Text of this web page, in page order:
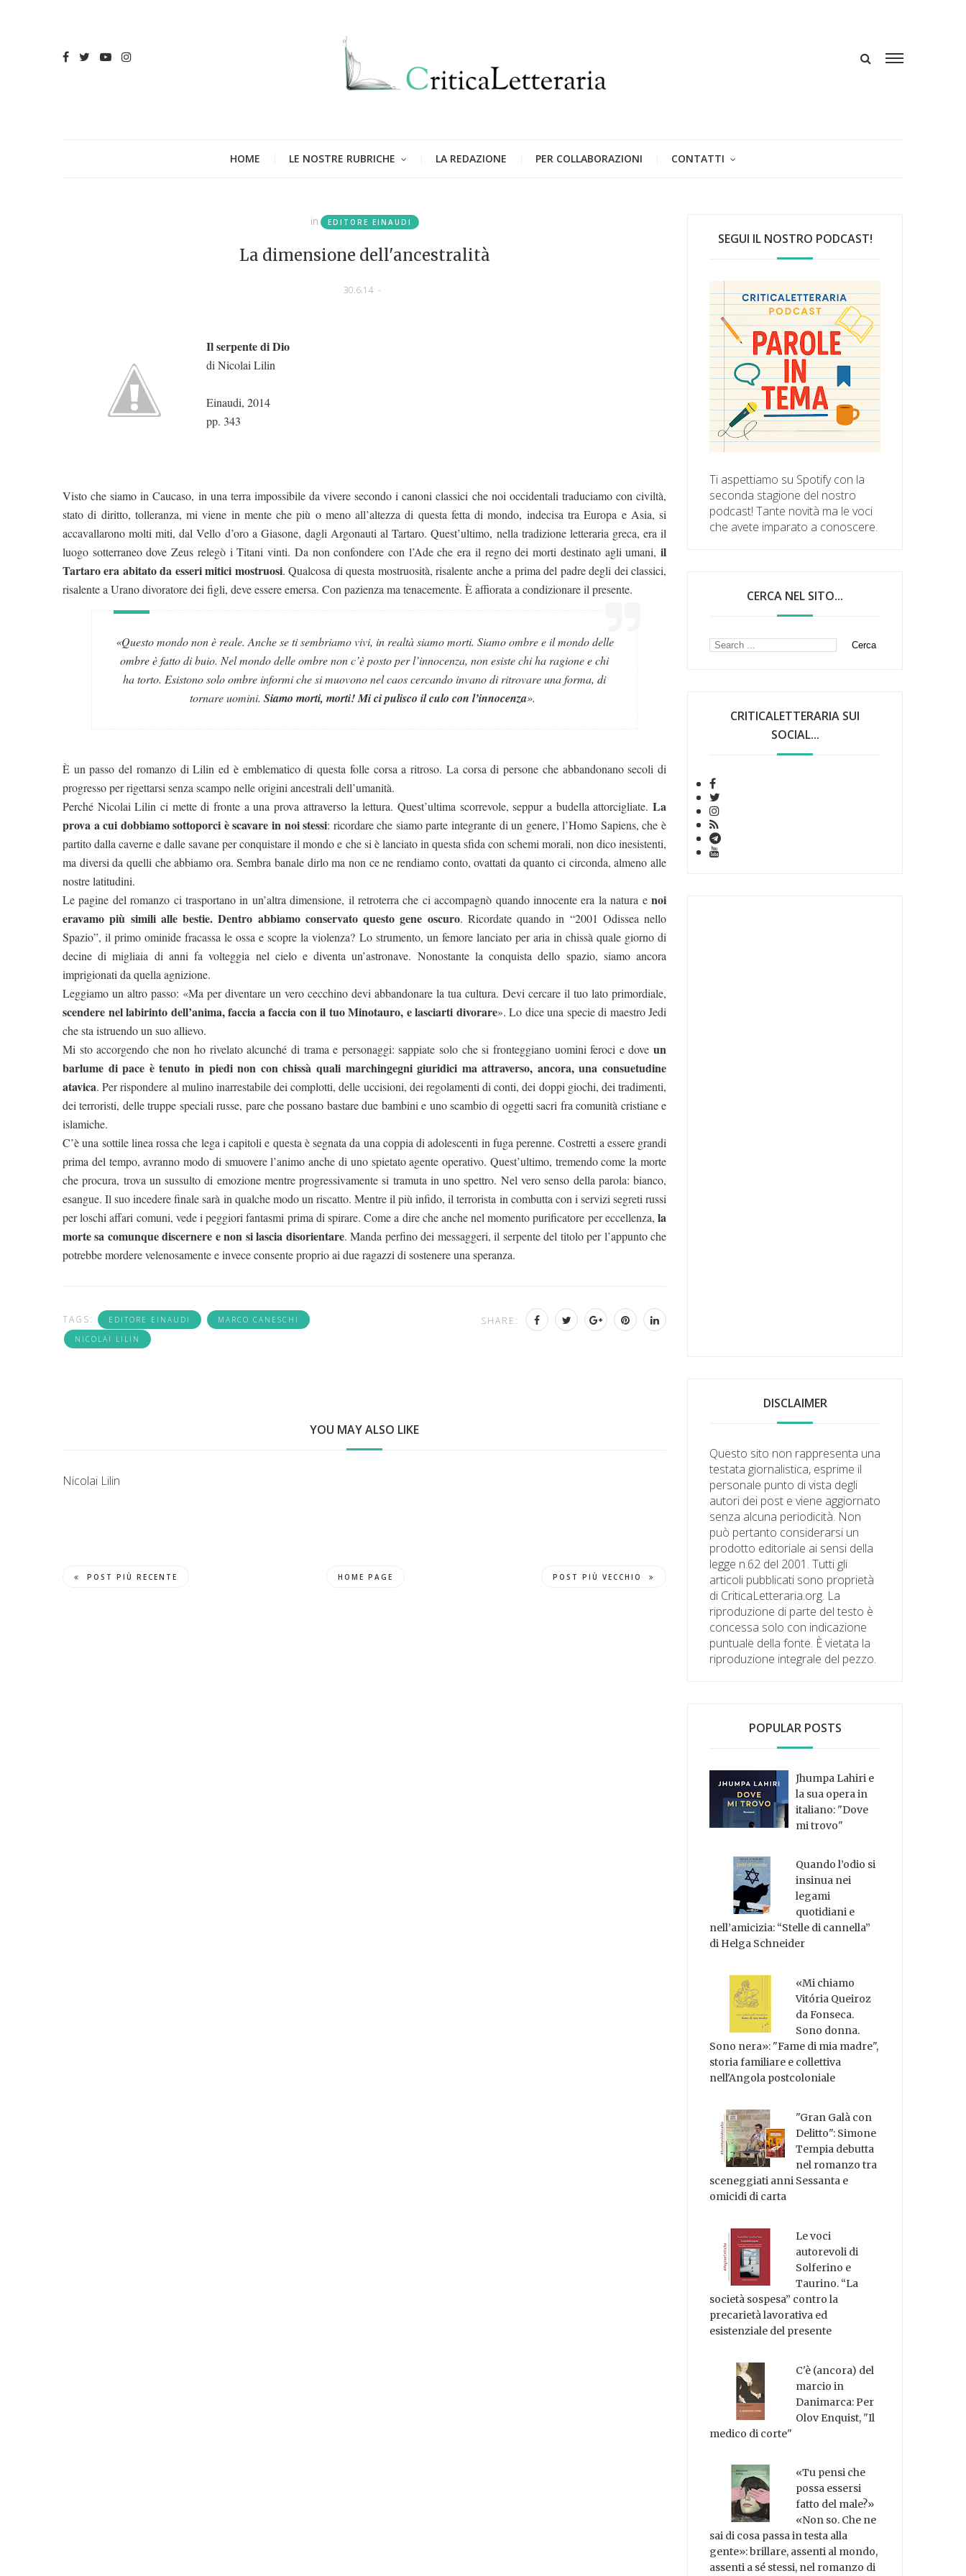
HOME LE NOSTRE RUBRICHE LA REDAZIONE PER COLLABORAZIONI CONTATTI
in EDITORE EINAUDI
La dimensione dell'ancestralità
30.6.14 -
Il serpente di Dio
di Nicolai Lilin
Einaudi, 2014
pp. 343
Visto che siamo in Caucaso, in una terra impossibile da vivere secondo i canoni classici che noi occidentali traduciamo con civiltà,
stato di diritto, tolleranza, mi viene in mente che più o meno all’altezza di questa fetta di mondo, indecisa tra Europa e Asia, si
accavallarono molti miti, dal Vello d’oro a Giasone, dagli Argonauti alTartaro. Quest’ultimo, nella tradizione letteraria greca, era il
luogo sotterraneo dove Zeus relegò i Titani vinti. Da non confondere con l’Ade che era il regno dei morti destinato agli umani,il
Tartaro era abitato da esseri mitici mostruosi. Qualcosa di questa mostruosità, risalente anche a prima del padre degli dei classici,
risalente a Urano divoratore dei figli, deve essere emersa. Con pazienza ma tenacemente. È affiorata a condizionare il presente.
«Questo mondo non è reale. Anche se ti sembriamo vivi, in realtà siamo morti. Siamo ombre e il mondo delle
ombre è fatto di buio. Nel mondo delle ombre non c’è posto per l’innocenza, non esiste chi ha ragione e chi
ha torto. Esistono solo ombre informi che si muovono nel caos cercando invano di ritrovare una forma, di
tornare uomini.Siamo morti, morti! Mi ci pulisco il culo con l’innocenza».
È un passo del romanzo di Lilin ed è emblematico di questa folle corsa a ritroso. La corsa di persone che abbandonano secoli di
progresso per rigettarsi senza scampo nelle origini ancestrali dell’umanità.
Perché Nicolai Lilin ci mette di fronte a una prova attraverso la lettura. Quest’ultima scorrevole, seppur a budella attorcigliate.La
prova a cui dobbiamo sottoporci è scavare in noi stessi: ricordare che siamo parte integrante di un genere, l’Homo Sapiens, che è
partito dalla caverne e dalle savane per conquistare il mondo e che si è lanciato in questa sfida con schemi morali, non dico inesistenti,
ma diversi da quelli che abbiamo ora. Sembra banale dirlo ma non ce ne rendiamo conto, ovattati da quanto ci circonda, almeno alle
nostre latitudini.
Le pagine del romanzo ci trasportano in un’altra dimensione, il retroterra che ci accompagnò quando innocente era la natura enoi
eravamo più simili alle bestie. Dentro abbiamo conservato questo gene oscuro. Ricordate quando in “2001 Odissea nello
Spazio”, il primo ominide fracassa le ossa e scopre la violenza? Lo strumento, un femore lanciato per aria in chissà quale giorno di
decine di migliaia di anni fa volteggia nel cielo e diventa un’astronave. Nonostante la conquista dello spazio, siamo ancora
imprigionati da quella agnizione.
Leggiamo un altro passo: «Ma per diventare un vero cecchino devi abbandonare la tua cultura. Devi cercare il tuo lato primordiale,
scendere nel labirinto dell’anima, faccia a faccia con il tuo Minotauro, e lasciarti divorare». Lo dice una specie di maestro Jedi
che sta istruendo un suo allievo.
Mi sto accorgendo che non ho rivelato alcunché di trama e personaggi: sappiate solo che si fronteggiano uomini feroci e doveun
barlume di pace è tenuto in piedi non con chissà quali marchingegni giuridici ma attraverso, ancora, una consuetudine
atavica. Per rispondere al mulino inarrestabile dei complotti, delle uccisioni, dei regolamenti di conti, dei doppi giochi, dei tradimenti,
dei terroristi, delle truppe speciali russe, pare che possano bastare due bambini e uno scambio di oggetti sacri fra comunità cristiane e
islamiche.
C’è una sottile linea rossa che lega i capitoli e questa è segnata da una coppia di adolescenti in fuga perenne. Costretti a essere grandi
prima del tempo, avranno modo di smuovere l’animo anche di uno spietato agente operativo. Quest’ultimo, tremendo come la morte
che procura, trova un sussulto di emozione mentre progressivamente si tramuta in uno spettro. Nel vero senso della parola: bianco,
esangue. Il suo incedere finale sarà in qualche modo un riscatto. Mentre il più infido, il terrorista in combutta con i servizi segreti russi
per loschi affari comuni, vede i peggiori fantasmi prima di spirare. Come a dire che anche nel momento purificatore per eccellenza, la
morte sa comunque discernere e non si lascia disorientare. Manda perfino dei messaggeri, il serpente del titolo per l’appunto che
potrebbe mordere velenosamente e invece consente proprio ai due ragazzi di sostenere una speranza.
TAGS: EDITORE EINAUDI
MARCO CANESCHI
NICOLAI LILIN
SHARE:
YOU MAY ALSO LIKE
Nicolai Lilin
POST PIÙ RECENTE HOME PAGE POST PIÙ VECCHIO
SEGUI IL NOSTRO PODCAST!
Ti aspettiamo su Spotify con la
seconda stagione del nostro
podcast! Tante novità ma le voci
che avete imparato a conoscere.
CERCA NEL SITO...
CRITICALETTERARIA SUI
SOCIAL...
DISCLAIMER
Questo sito non rappresenta una
testata giornalistica, esprime il
personale punto di vista degli
autori dei post e viene aggiornato
senza alcuna periodicità. Non
può pertanto considerarsi un
prodotto editoriale ai sensi della
legge n.62 del 2001. Tutti gli
articoli pubblicati sono proprietà
di CriticaLetteraria.org. La
riproduzione di parte del testo è
concessa solo con indicazione
puntuale della fonte. È vietata la
riproduzione integrale del pezzo.
POPULAR POSTS
Jhumpa Lahiri e
la sua opera in
italiano: "Dove
mi trovo"
Quando l’odio si
insinua nei
legami
quotidiani e
nell’amicizia: “Stelle di cannella”
di Helga Schneider
«Mi chiamo
Vitória Queiroz
da Fonseca.
Sono donna.
Sono nera»: "Fame di mia madre",
storia familiare e collettiva
nell'Angola postcoloniale
"Gran Galà con
Delitto": Simone
Tempia debutta
nel romanzo tra
sceneggiati anni Sessanta e
omicidi di carta
Le voci
autorevoli di
Solferino e
Taurino. “La
società sospesa” contro la
precarietà lavorativa ed
esistenziale del presente
C'è (ancora) del
marcio in
Danimarca: Per
Olov Enquist, "Il
medico di corte"
«Tu pensi che
possa essersi
fatto del male?»
«Non so. Che ne
sai di cosa passa in testa alla
gente»: brillare, assenti al mondo,
assenti a sé stessi, nel romanzo di